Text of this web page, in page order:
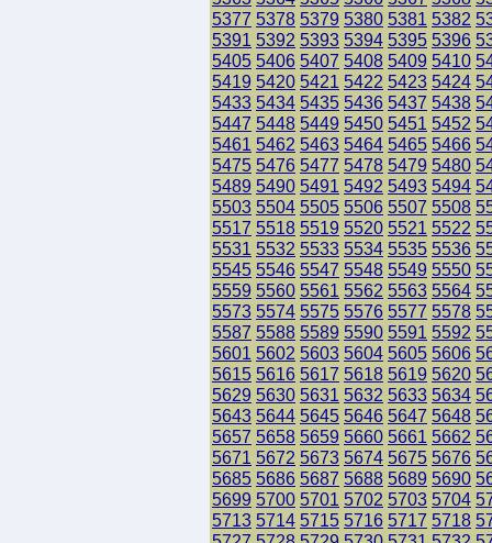
5377 5378 5379 5380 5381 5382
5391 5392 5393 5394 5395 5396
5405 5406 5407 5408 5409 5410
5419 5420 5421 5422 5423 5424
5433 5434 5435 5436 5437 5438
5447 5448 5449 5450 5451 5452
5461 5462 5463 5464 5465 5466
5475 5476 5477 5478 5479 5480
5489 5490 5491 5492 5493 5494
5503 5504 5505 5506 5507 5508
5517 5518 5519 5520 5521 5522
5531 5532 5533 5534 5535 5536
5545 5546 5547 5548 5549 5550
5559 5560 5561 5562 5563 5564
5573 5574 5575 5576 5577 5578
5587 5588 5589 5590 5591 5592
5601 5602 5603 5604 5605 5606
5615 5616 5617 5618 5619 5620
5629 5630 5631 5632 5633 5634
5643 5644 5645 5646 5647 5648
5657 5658 5659 5660 5661 5662
5671 5672 5673 5674 5675 5676
5685 5686 5687 5688 5689 5690
5699 5700 5701 5702 5703 5704
5713 5714 5715 5716 5717 5718